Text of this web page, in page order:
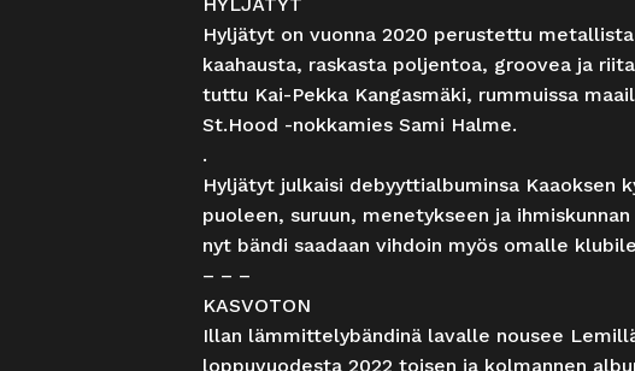
Hyljätyt on vuonna 2020 perustettu
kaahausta, raskasta poljentoa, groovea ja
tuttu Kai-Pekka Kangasmäki, rummuissa
St.Hood -nokkamies Sami Halme.
.
Hyljätyt julkaisi debyyttialbuminsa Kaaoksen
puoleen, suruun, menetykseen ja
nyt bändi saadaan vihdoin myös omalle
– – –
KASVOTON
Illan lämmittelybändinä lavalle nousee
loppuvuodesta 2022 toisen ja kolmannen